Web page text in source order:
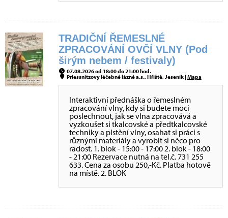
TRADIČNÍ ŘEMESLNÉ
ZPRACOVÁNÍ OVČÍ VLNY (Pod
širým nebem / festivaly)
07.08.2026 od 18:00 do 21:00 hod.
Priessnitzovy léčebné lázně a.s., Hřiště, Jeseník |Mapa
Interaktivní přednáška o řemeslném
zpracování vlny, kdy si budete moci
poslechnout, jak se vlna zpracovává a
vyzkoušet si tkalcovské a předtkalcovské
techniky a plstění vlny, osahat si práci s
různými materiály a vyrobit si něco pro
radost. 1. blok - 15:00 - 17:00 2. blok - 18:00
- 21:00 Rezervace nutná na tel.č. 731 255
633. Cena za osobu 250,-Kč. Platba hotově
na místě. 2. BLOK